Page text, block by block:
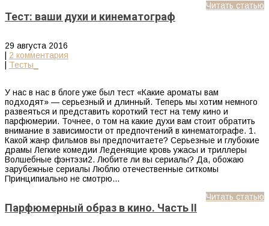
Читать статью
Тест: ваши духи и кинематограф
29 августа 2016
2 комментария
Тесты_
У нас в нас в блоге уже был тест «Какие ароматы вам
подходят» — серьезный и длинный. Теперь мы хотим немного
развеяться и представить короткий тест на тему кино и
парфюмерии. Точнее, о том на какие духи вам стоит обратить
внимание в зависимости от предпочтений в кинематографе. 1.
Какой жанр фильмов вы предпочитаете? Серьезные и глубокие
драмы Легкие комедии Леденящие кровь ужасы и триллеры
Волшебные фэнтэзи2. Любите ли вы сериалы? Да, обожаю
зарубежные сериалы Люблю отечественные ситкомы
Принципиально не смотрю…
Читать статью
Парфюмерный образ в кино. Часть II